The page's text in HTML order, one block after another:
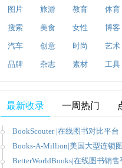
图片 旅游 教育 体育
搜索 美食 女性 博客
汽车 创意 时尚 艺术
品牌 杂志 素材 工具
最新收录 一周热门
BookScouter |在线图书对比平台
Books-A-Million|美国大型连锁
BetterWorldBooks|在线图书销售